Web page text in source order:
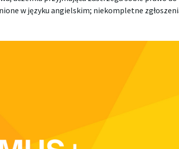
w języku angielskim; niekompletne